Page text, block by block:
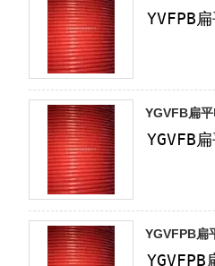
YGVFB扁
YGVFPB扁